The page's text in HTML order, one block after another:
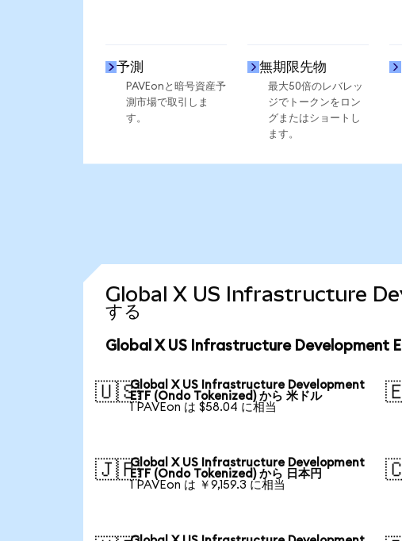
予測
PAVEonと暗号資産予
測市場で取引しま
す。
無期限先物
最大50倍のレバレッ
ジでトークンをロン
グまたはショートし
ます。
Global X US Infrastructure
する
Global X US Infrastructure Development
🇺🇸Global X US Infrastructure Development
ETF (Ondo Tokenized) から 米ドル
1 PAVEon は $58.04 に相当
🇯🇵Global X US Infrastructure Development
ETF (Ondo Tokenized) から 日本円
1 PAVEon は ￥9,159.3 に相当